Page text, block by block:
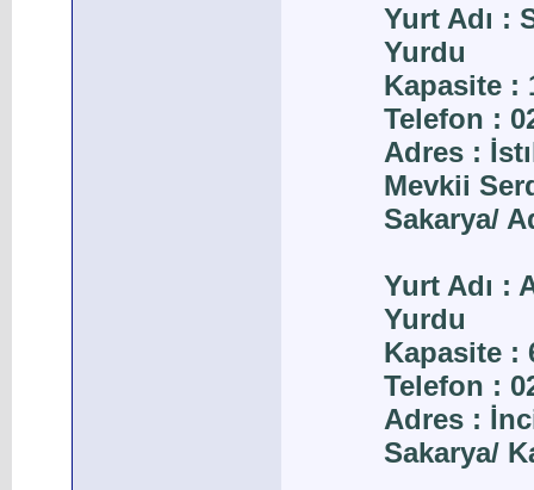
Yurt Adı :
Yurdu
Kapasite :
Telefon :
Adres :
Mevkii
Sakarya/
Yurt Adı :
Yurdu
Kapasite :
Telefon :
Adres :
Sakarya/